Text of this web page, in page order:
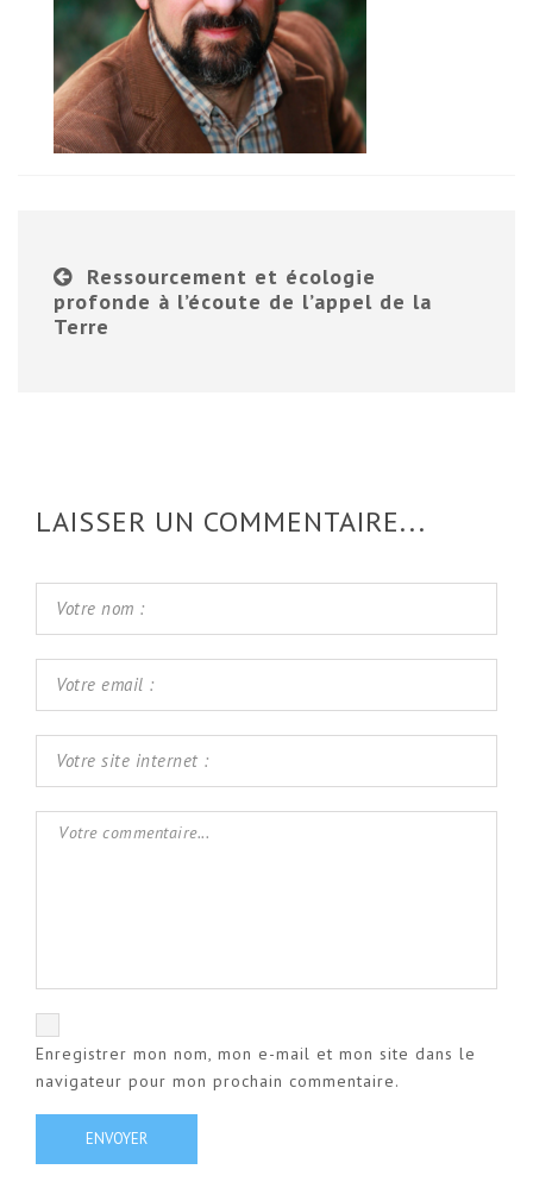
Ressourcement et écologie
profonde à l’écoute de l’appel de la
Terre
LAISSER UN COMMENTAIRE...
Enregistrer mon nom, mon e-mail et mon site dans le
navigateur pour mon prochain commentaire.